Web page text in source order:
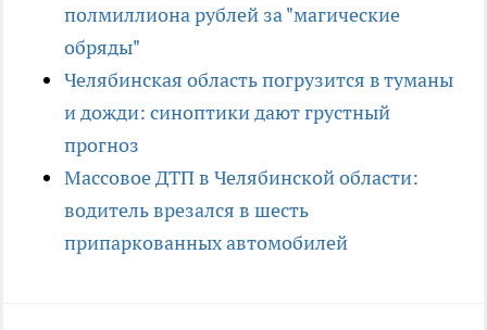
полмиллиона рублей за "магические
обряды"
Челябинская область погрузится в туманы
и дожди: синоптики дают грустный
прогноз
Массовое ДТП в Челябинской области:
водитель врезался в шесть
припаркованных автомобилей